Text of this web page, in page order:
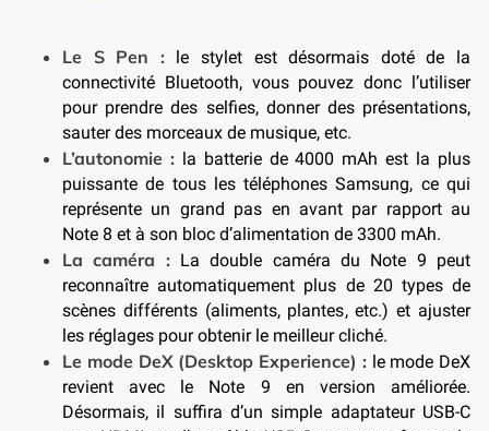
Le S Pen :le stylet est désormais doté de la
connectivité Bluetooth, vous pouvez donc l’utiliser
pour prendre des selfies, donner des présentations,
sauter des morceaux de musique, etc.
L’autonomie :la batterie de 4000 mAh est la plus
puissante de tous les téléphones Samsung, ce qui
représente un grand pas en avant par rapport au
Note 8 et à son bloc d’alimentation de 3300 mAh.
La caméra :La double caméra du Note 9 peut
reconnaître automatiquement plus de 20 types de
scènes différents (aliments, plantes, etc.) et ajuster
les réglages pour obtenir le meilleur cliché.
Le mode DeX (Desktop Experience) : le mode DeX
revient avec le Note 9 en version améliorée.
Désormais, il suffira d’un simple adaptateur USB-C